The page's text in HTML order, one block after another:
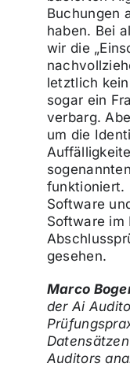
Buchungen
haben. Bei
wir die
letztlich
sogar ein
verbarg.
um die
funktioniert.
Software
Software im
gesehen.
Marco
der Ai
Auditors